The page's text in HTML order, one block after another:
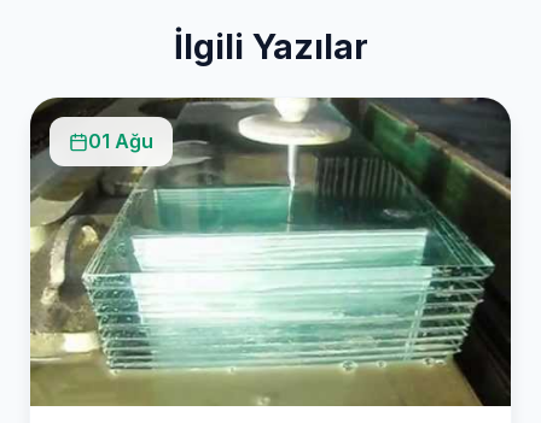
İlgili Yazılar
01 Ağu